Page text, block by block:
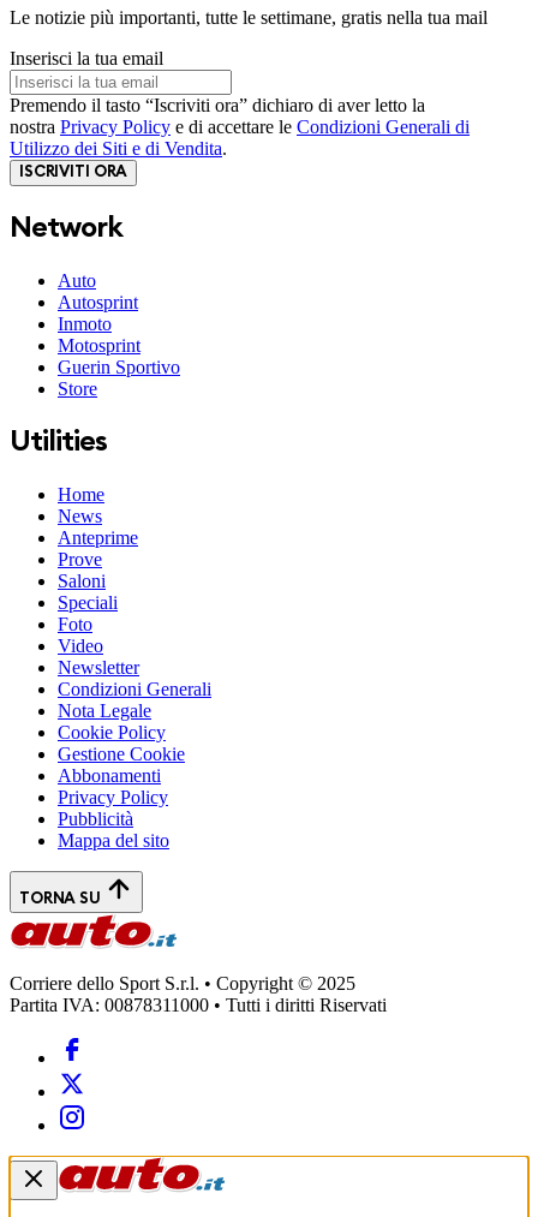
Le notizie più importanti, tutte le settimane, gratis nella tua mail
Inserisci la tua email
Premendo il tasto “Iscriviti ora” dichiaro di aver letto la
nostra Privacy Policy e di accettare le Condizioni Generali di
Utilizzo dei Siti e di Vendita.
ISCRIVITI ORA
Network
Auto
Autosprint
Inmoto
Motosprint
Guerin Sportivo
Store
Utilities
Home
News
Anteprime
Prove
Saloni
Speciali
Foto
Video
Newsletter
Condizioni Generali
Nota Legale
Cookie Policy
Gestione Cookie
Abbonamenti
Privacy Policy
Pubblicità
Mappa del sito
TORNA SU
Corriere dello Sport S.r.l. • Copyright © 2025
Partita IVA: 00878311000 • Tutti i diritti Riservati